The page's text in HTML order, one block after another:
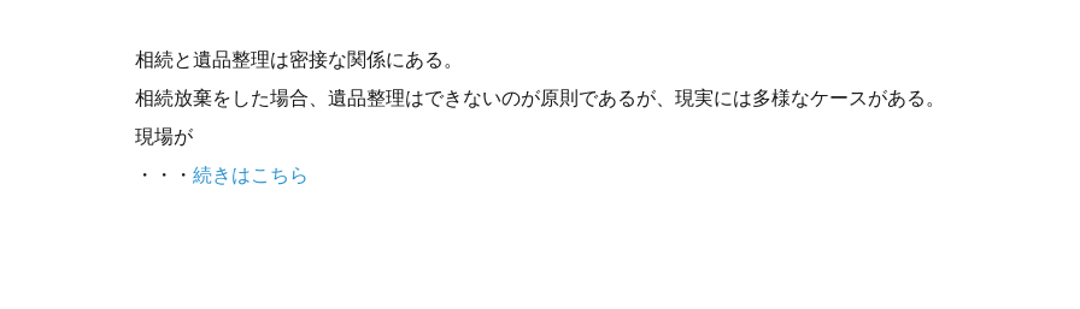
相続と遺品整理は密接な関係にある。
相続放棄をした場合、遺品整理はできないのが原則であるが、現実には多様なケースがある。
現場が
・・・ 続きはこちら